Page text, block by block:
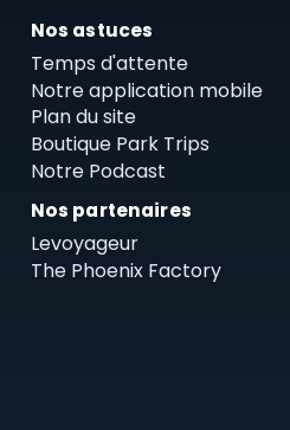
Nos astuces
Temps d'attente
Notre application mobile
Plan du site
Boutique Park Trips
Notre Podcast
Nos partenaires
Levoyageur
The Phoenix Factory